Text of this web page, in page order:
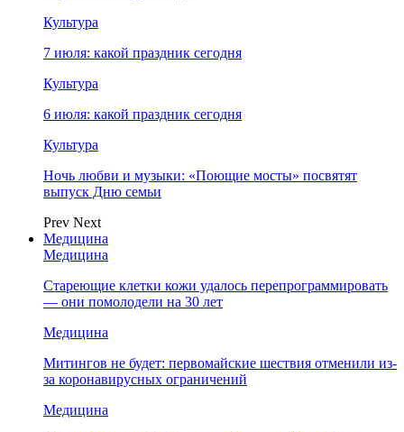
Культура
7 июля: какой праздник сегодня
Культура
6 июля: какой праздник сегодня
Культура
Ночь любви и музыки: «Поющие мосты» посвятят
выпуск Дню семьи
Prev Next
Медицина
Медицина
Стареющие клетки кожи удалось перепрограммировать
— они помолодели на 30 лет
Медицина
Митингов не будет: первомайские шествия отменили из-
за коронавирусных ограничений
Медицина